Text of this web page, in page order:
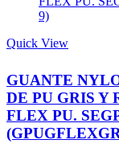
Quick View
GUANTE
DE PU GRIS Y
FLEX PU.